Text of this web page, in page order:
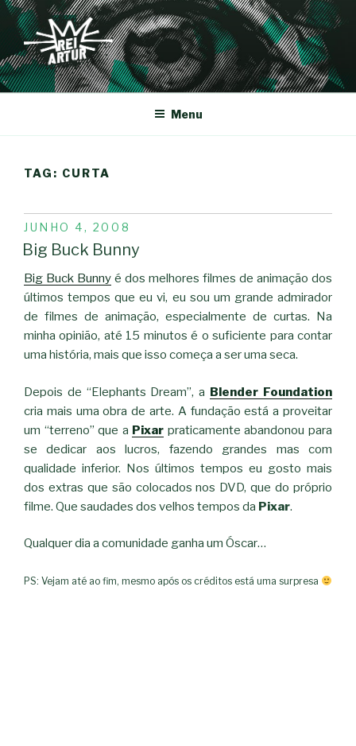
Saltar
para
conteúdo
REI-ARTUR
Menu
TAG: CURTA
PUBLICADO
EM
JUNHO 4, 2008
Big Buck Bunny
Big Buck Bunny é dos melhores filmes de animação dos
últimos tempos que eu vi, eu sou um grande admirador
de filmes de animação, especialmente de curtas. Na
minha opinião, até 15 minutos é o suficiente para contar
uma história, mais que isso começa a ser uma seca.
Depois de “Elephants Dream”, a Blender Foundation
cria mais uma obra de arte. A fundação está a proveitar
um “terreno” que a Pixar praticamente abandonou para
se dedicar aos lucros, fazendo grandes mas com
qualidade inferior. Nos últimos tempos eu gosto mais
dos extras que são colocados nos DVD, que do próprio
filme. Que saudades dos velhos tempos da Pixar.
Qualquer dia a comunidade ganha um Óscar…
PS: Vejam até ao fim, mesmo após os créditos está uma surpresa